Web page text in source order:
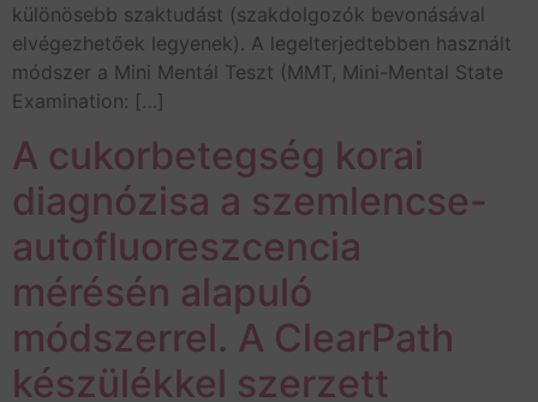
különösebb szaktudást (szakdolgozók bevonásával
elvégezhetőek legyenek). A legelterjedtebben használt
módszer a Mini Mentál Teszt (MMT, Mini-Mental State
Examination: […]
A cukorbetegség korai
diagnózisa a szemlencse-
autofluoreszcencia
mérésén alapuló
módszerrel. A ClearPath
készülékkel szerzett